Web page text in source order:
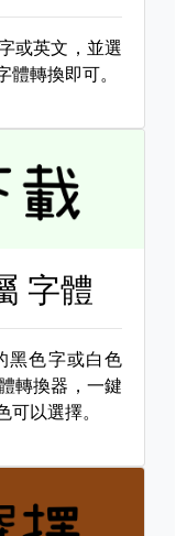
或英文，並選
體轉換即可。
字體
黑色字或白色
轉換器，一鍵
可以選擇。